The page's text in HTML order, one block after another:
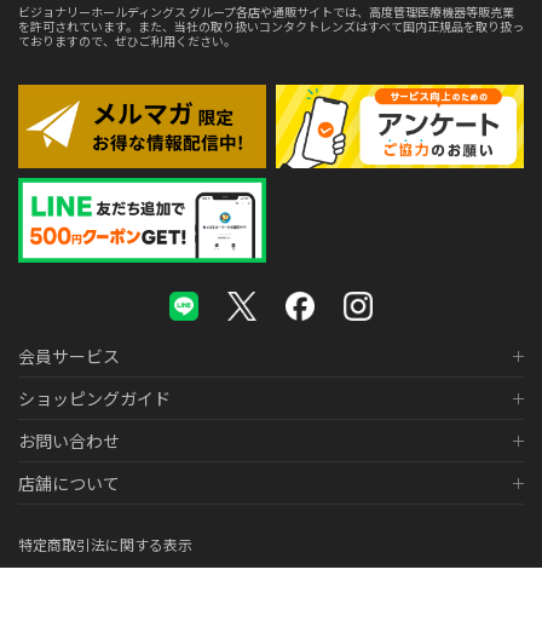
ビジョナリーホールディングス グループ各店や通販サイトでは、高度管理医療機器等販売業
を許可されています。また、当社の取り扱いコンタクトレンズはすべて国内正規品を取り扱っ
ておりますので、ぜひご利用ください。
会員サービス
ショッピングガイド
お問い合わせ
店舗について
特定商取引法に関する表示